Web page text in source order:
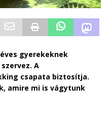
gyerekeknek
A
csapata biztosítja.
amire mi is vágytunk